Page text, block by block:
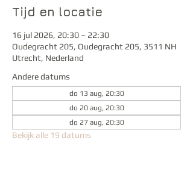
Tijd en locatie
16 jul 2026, 20:30 – 22:30
Oudegracht 205, Oudegracht 205, 3511 NH
Utrecht, Nederland
Andere datums
do 13 aug, 20:30
do 20 aug, 20:30
do 27 aug, 20:30
Bekijk alle 19 datums